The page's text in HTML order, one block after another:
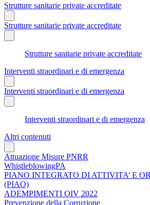
Strutture sanitarie private accreditate
Strutture sanitarie private accreditate
Strutture sanitarie private accreditate
Interventi straordinari e di emergenza
Interventi straordinari e di emergenza
Interventi straordinari e di emergenza
Altri contenuti
Attuazione Misure PNRR
WhistleblowingPA
PIANO INTEGRATO DI ATTIVITA’ E
(PIAO)
ADEMPIMENTI OIV 2022
Prevenzione della Corruzione